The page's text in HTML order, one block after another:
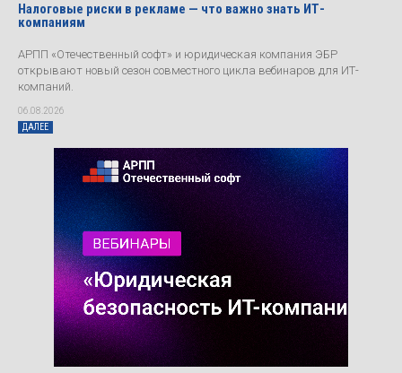
Налоговые риски в рекламе — что важно знать ИТ-
компаниям
АРПП «Отечественный софт» и юридическая компания ЭБР
открывают новый сезон совместного цикла вебинаров для ИТ-
компаний.
06.08.2026
ДАЛЕЕ